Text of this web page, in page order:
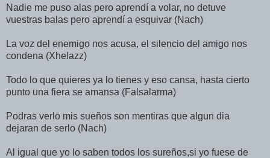
Nadie me puso alas pero aprendí a volar, no detuve
vuestras balas pero aprendí a esquivar (Nach)
La voz del enemigo nos acusa, el silencio del amigo nos
condena (Xhelazz)
Todo lo que quieres ya lo tienes y eso cansa, hasta cierto
punto una fiera se amansa (Falsalarma)
Podras verlo mis sueños son mentiras que algun dia
dejaran de serlo (Nach)
Al igual que yo lo saben todos los sureños,si yo fuese de